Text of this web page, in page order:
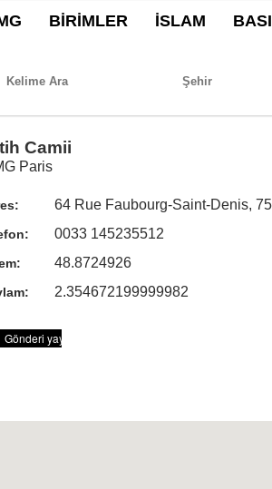
BİRİMLER İSLAM
Camii
Paris
64 Rue Faubourg-Saint-Denis,
0033 145235512
48.8724926
2.354672199999982